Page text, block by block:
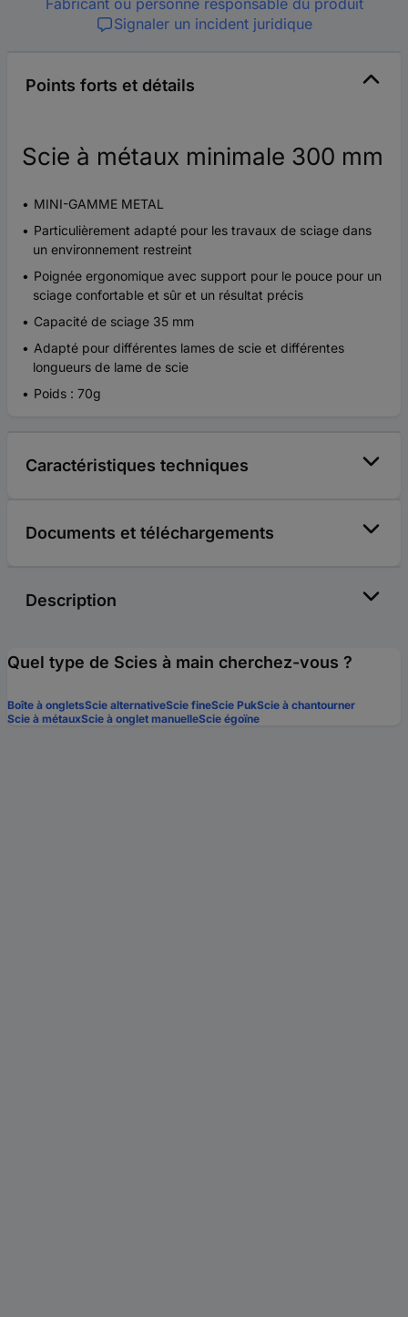
Fabricant ou personne responsable du produit
Signaler un incident juridique
Points forts et détails
Scie à métaux minimale 300 mm
MINI-GAMME METAL
Particulièrement adapté pour les travaux de sciage dans
un environnement restreint
Poignée ergonomique avec support pour le pouce pour un
sciage confortable et sûr et un résultat précis
Capacité de sciage 35 mm
Adapté pour différentes lames de scie et différentes
longueurs de lame de scie
Poids : 70g
Caractéristiques techniques
Documents et téléchargements
Description
Quel type de Scies à main cherchez-vous ?
Boîte à ongletsScie alternativeScie fineScie PukScie à chantourner
Scie à métauxScie à onglet manuelleScie égoïne